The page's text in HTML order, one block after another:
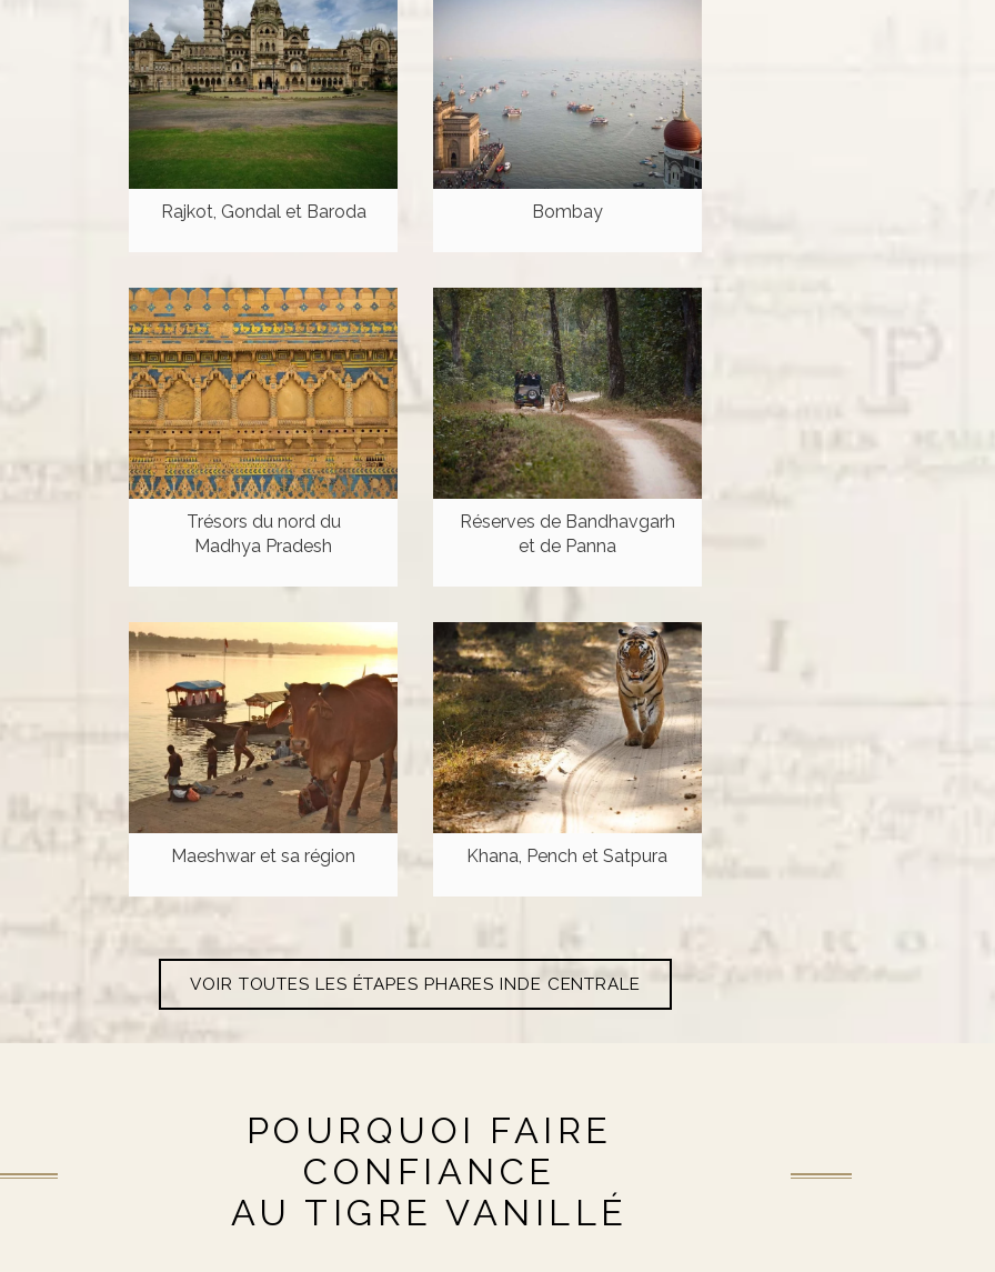
Rajkot, Gondal et Baroda Bombay
Trésors du nord du
Madhya Pradesh
Réserves de Bandhavgarh
et de Panna
Maeshwar et sa région Khana, Pench et Satpura
VOIR TOUTES LES ÉTAPES PHARES INDE CENTRALE
POURQUOI FAIRE
CONFIANCE
AU TIGRE VANILLÉ